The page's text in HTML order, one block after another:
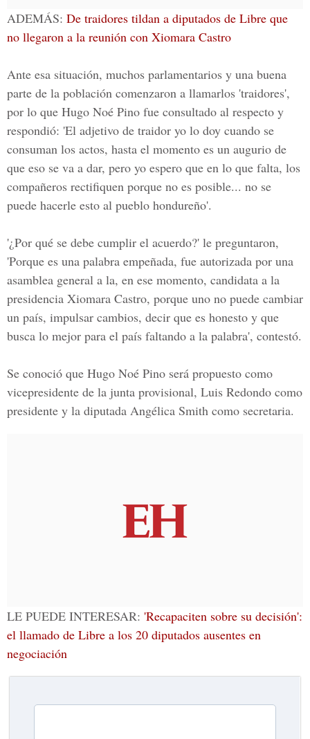
ADEMÁS: De traidores tildan a diputados de Libre que
no llegaron a la reunión con Xiomara Castro
Ante esa situación, muchos parlamentarios y una buena
parte de la población comenzaron a llamarlos 'traidores',
por lo que Hugo Noé Pino fue consultado al respecto y
respondió: 'El adjetivo de traidor yo lo doy cuando se
consuman los actos, hasta el momento es un augurio de
que eso se va a dar, pero yo espero que en lo que falta, los
compañeros rectifiquen porque no es posible... no se
puede hacerle esto al pueblo hondureño'.
'¿Por qué se debe cumplir el acuerdo?' le preguntaron,
'Porque es una palabra empeñada, fue autorizada por una
asamblea general a la, en ese momento, candidata a la
presidencia Xiomara Castro, porque uno no puede cambiar
un país, impulsar cambios, decir que es honesto y que
busca lo mejor para el país faltando a la palabra', contestó.
Se conoció que Hugo Noé Pino será propuesto como
vicepresidente de la junta provisional, Luis Redondo como
presidente y la diputada Angélica Smith como secretaria.
LE PUEDE INTERESAR: 'Recapaciten sobre su decisión':
el llamado de Libre a los 20 diputados ausentes en
negociación